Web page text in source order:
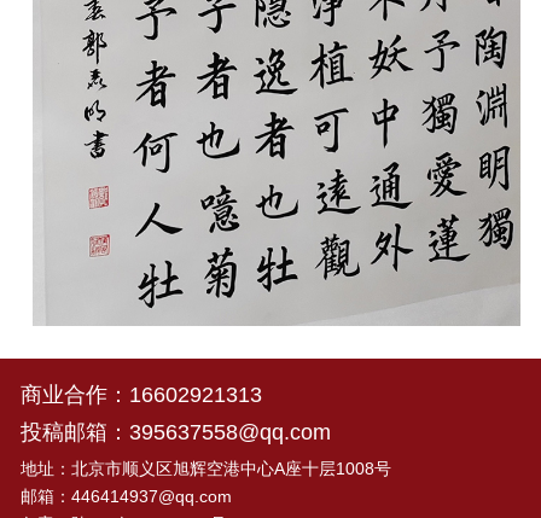
商业合作： 16602921313
投稿邮箱： 395637558@qq.com
地址：北京市顺义区旭辉空港中心A座十层1008号
邮箱： 446414937@qq.com